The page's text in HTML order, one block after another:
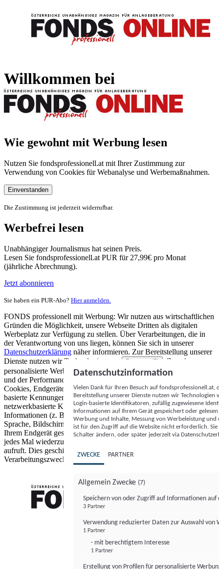
Willkommen bei
Wie gewohnt mit Werbung lesen
Nutzen Sie fondsprofessionell.at mit Ihrer Zustimmung zur
Verwendung von Cookies für Webanalyse und Werbemaßnahmen.
Einverstanden
Die Zustimmung ist jederzeit widerrufbar.
Werbefrei lesen
Unabhängiger Journalismus hat seinen Preis.
Lesen Sie fondsprofessionell.at PUR für 27,99€ pro Monat
(jährliche Abrechnung).
Jetzt abonnieren
Sie haben ein PUR-Abo? Hier anmelden.
FONDS professionell mit Werbung: Wir nutzen aus wirtschaftlichen
Gründen die Möglichkeit, unsere Webseite Dritten als digitalen
Werbeplatz zur Verfügung zu stellen. Über Verarbeitungen, die in
der Verantwortung von uns liegen, können Sie sich in unserer
Datenschutzerklärung näher informieren. Zur Bereitstellung unserer
Dienste nutzen wir Technologien von
Partnern (5)
. Zwecke:
personalisierte Werbung und Inhalte, Messung von Werbeleistung
und der Performance von Inhalten sowie Zielgruppenforschung.
Cookies, Endgeräte- oder ähnliche Online-Kennungen (z. B. login-
basierte Kennungen, zufällig generierte Kennungen,
netzwerkbasierte Kennungen) können zusammen mit anderen
Informationen (z. B. Browsertyp und Browserinformationen,
Sprache, Bildschirmgröße, unterstützte Technologien usw.) auf
Ihrem Endgerät gespeichert oder von dort ausgelesen werden, um es
jedes Mal wiederzuerkennen, wenn es eine App oder einer Webseite
aufruft. Dies geschieht für einen oder mehrere der hier aufgeführten
Verarbeitungszwecke.
Datenschutzinformation
Vielen Dank für Ihren Besuch auf
Bereitstellung unserer Dienste nutzen wir Technologien
Login-basierte Identifikatoren, zufällig zugewiesene
Informationen auf Ihrem Gerät gespeichert oder
Werbung und Inhalte, Messung von Werbeleistung
ist für den Zugriff auf die Website nicht erforderlich.
Schalter ändern, oder später jederzeit via
ZWECKE PARTNER
Allgemein Zwecke (7)
Speichern von oder Zugriff auf Informationen auf
3 Partner
Verwendung reduzierter Daten zur Auswahl von
1 Partner
- mit berechtigtem Interesse
1 Partner
Erstellung von Profilen für personalisierte
FONDS professionell